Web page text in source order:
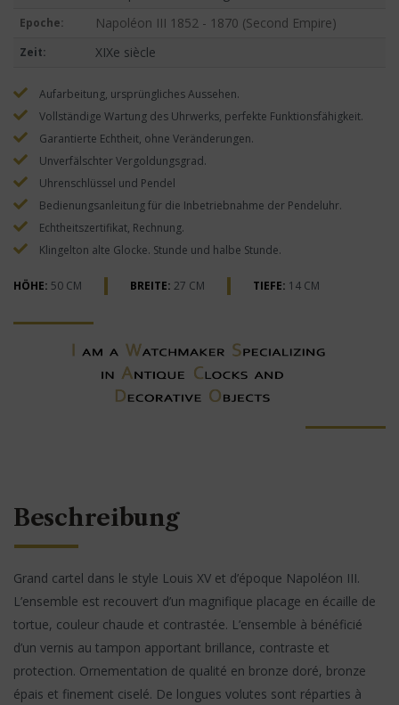
Epoche: Napoléon III 1852 - 1870 (Second Empire)
Zeit: XIXe siècle
Aufarbeitung, ursprüngliches Aussehen.
Vollständige Wartung des Uhrwerks, perfekte Funktionsfähigkeit.
Garantierte Echtheit, ohne Veränderungen.
Unverfälschter Vergoldungsgrad.
Uhrenschlüssel und Pendel
Bedienungsanleitung für die Inbetriebnahme der Pendeluhr.
Echtheitszertifikat, Rechnung.
Klingelton alte Glocke. Stunde und halbe Stunde.
HÖHE: 50 CM BREITE: 27 CM TIEFE: 14 CM
Beschreibung
Grand cartel dans le style Louis XV et d’époque Napoléon III.
L’ensemble est recouvert d’un magnifique placage en écaille de
tortue, couleur chaude et contrastée. L’ensemble à bénéficié
d’un vernis au tampon apportant brillance, contraste et
protection. Ornementation de qualité en bronze doré, bronze
épais et finement ciselé. De longues volutes sont réparties à